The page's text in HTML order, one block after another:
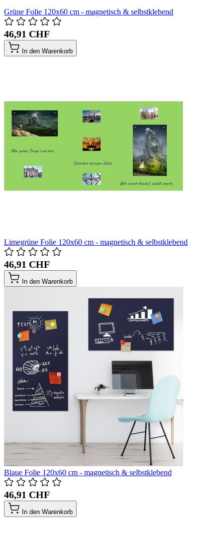
Grüne Folie 120x60 cm - magnetisch & selbstklebend
46,91 CHF
In den Warenkorb
Limegrüne Folie 120x60 cm - magnetisch & selbstklebend
46,91 CHF
In den Warenkorb
Blaue Folie 120x60 cm - magnetisch & selbstklebend
46,91 CHF
In den Warenkorb